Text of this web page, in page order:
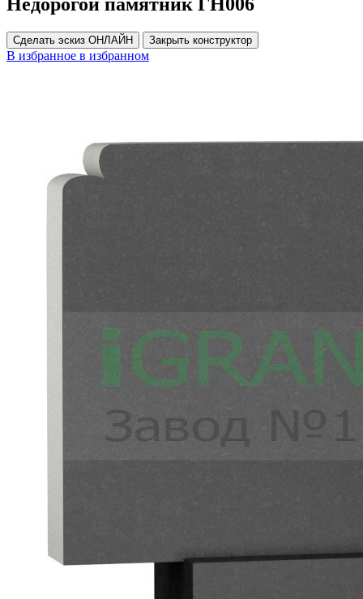
Недорогой памятник ГН006
Сделать эскиз ОНЛАЙН Закрыть конструктор
В избранное в избранном